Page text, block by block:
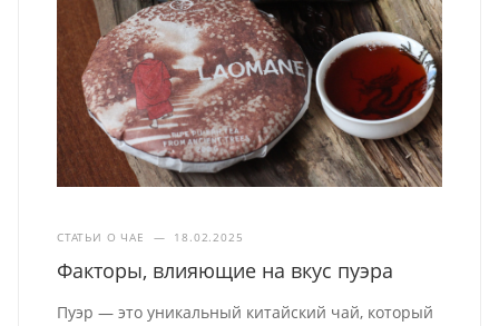
СТАТЬИ О ЧАЕ — 18.02.2025
Факторы, влияющие на вкус пуэра
Пуэр — это уникальный китайский чай, который